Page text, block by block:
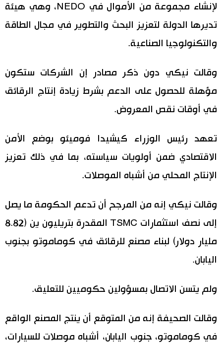
لايف ستايل
طوكيو
لإنشاء مجموعة من الأموال في NEDO، وهي هيئة
تديرها الدولة لتعزيز البحث والتطوير في مجال الطاقة
والتكنولوجيا الصناعية.
وقالت نيكي دون ذكر مصادر إن الشركات ستكون
مؤهلة للحصول على الدعم بشرط زيادة إنتاج الرقائق
في أوقات نقص المعروض.
تعهد رئيس الوزراء كيشيدا فوميئو بوضع الأمن
الاقتصادي ضمن أولويات سياسته، بما في ذلك تعزيز
الإنتاج المحلي من أشباه الموصلات.
وقالت نيكي إنه من المرجح أن تدعم الحكومة ما يصل
إلى نصف استثمارات TSMC المقدرة بتريليون ين (8.82
مليار دولار) لبناء مصنع للرقائق في كوماموتو بجنوب
اليابان.
ولم يتسن الاتصال بمسؤولين حكوميين للتعليق.
وقالت الصحيفة إنه من المتوقع أن ينتج المصنع الواقع
في كوماموتو، جنوب اليابان، أشباه موصلات للسيارات،